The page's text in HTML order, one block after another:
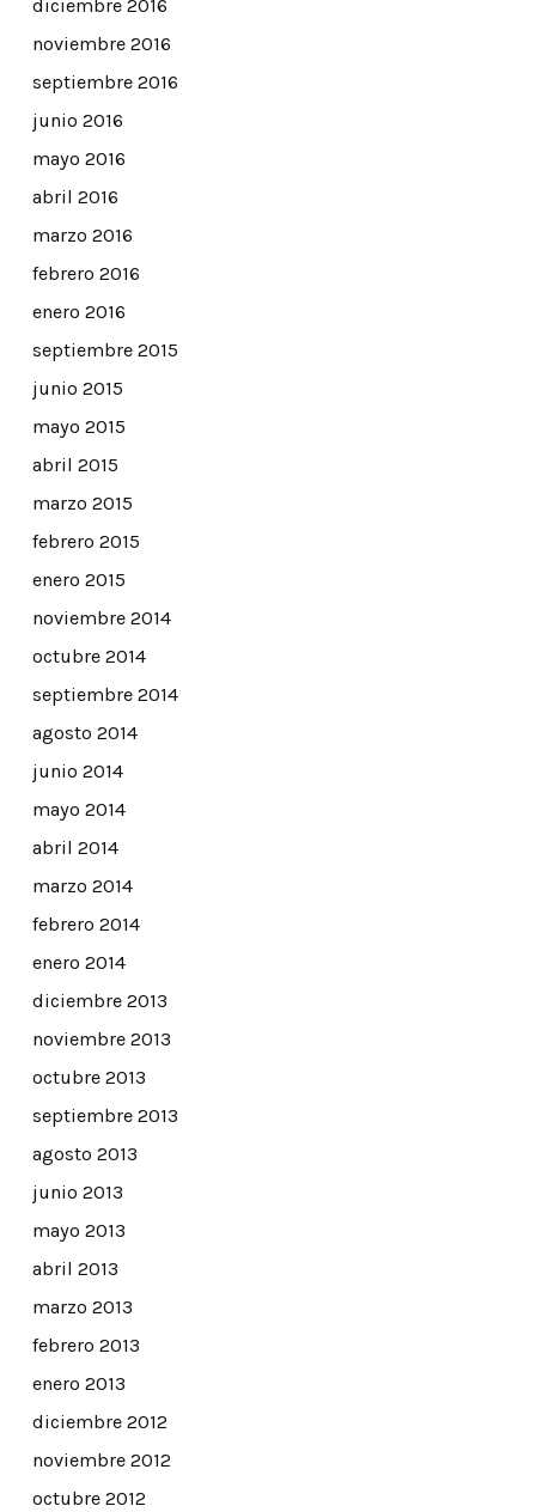
diciembre 2016
noviembre 2016
septiembre 2016
junio 2016
mayo 2016
abril 2016
marzo 2016
febrero 2016
enero 2016
septiembre 2015
junio 2015
mayo 2015
abril 2015
marzo 2015
febrero 2015
enero 2015
noviembre 2014
octubre 2014
septiembre 2014
agosto 2014
junio 2014
mayo 2014
abril 2014
marzo 2014
febrero 2014
enero 2014
diciembre 2013
noviembre 2013
octubre 2013
septiembre 2013
agosto 2013
junio 2013
mayo 2013
abril 2013
marzo 2013
febrero 2013
enero 2013
diciembre 2012
noviembre 2012
octubre 2012